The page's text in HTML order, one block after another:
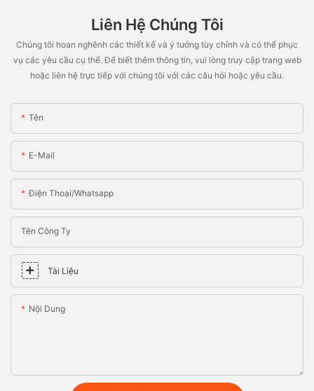
Liên Hệ Chúng Tôi
Chúng tôi hoan nghênh các thiết kế và ý tưởng tùy chỉnh và có thể phục
vụ các yêu cầu cụ thể. Để biết thêm thông tin, vui lòng truy cập trang web
hoặc liên hệ trực tiếp với chúng tôi với các câu hỏi hoặc yêu cầu.
Tên
E-Mail
Điện Thoại/whatsapp
Tên Công Ty
Tài Liệu
Nội Dung